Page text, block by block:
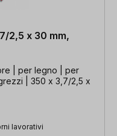
2,5 x 30 mm,
| per legno | per
| 350 x 3,7/2,5 x
lavorativi